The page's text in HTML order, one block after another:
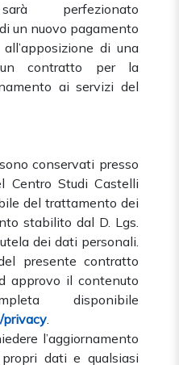
perfezionato
un nuovo pagamento
di una
contratto per la
ai servizi del
conservati presso
Centro Studi Castelli
del trattamento dei
stabilito dal D. Lgs.
dei dati personali.
presente contratto
approvo il contenuto
disponibile
.
l’aggiornamento
dati e qualsiasi